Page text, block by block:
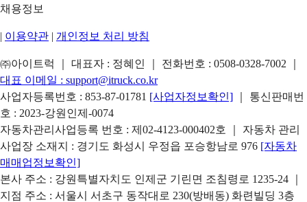
채용정보
| 이용약관 | 개인정보 처리 방침
㈜아이트럭 ｜ 대표자 : 정혜인 ｜ 전화번호 : 0508-0328-7002
대표 이메일 : support@itruck.co.kr
사업자등록번호 : 853-87-01781 [사업자정보확인]
｜ 통신판매번
호 : 2023-강원인제-0074
자동차관리사업등록 번호 : 제02-4123-000402호 ｜ 자동차 관리
사업장 소재지 : 경기도 화성시 우정읍 포승항남로 976 [자동차
매매업정보확인]
본사 주소 : 강원특별자치도 인제군 기린면 조침령로 1235-24 ｜
지점 주소 : 서울시 서초구 동작대로 230(방배동) 화련빌딩 3층